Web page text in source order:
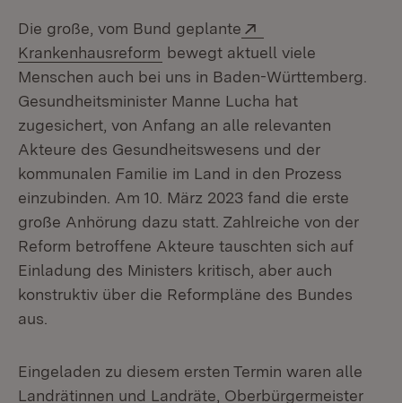
Die große, vom Bund geplante
Krankenhausreform (Öffnet in neuem Fenster)
bewegt aktuell viele
Menschen auch bei uns in Baden-Württemberg.
Gesundheitsminister Manne Lucha hat
zugesichert, von Anfang an alle relevanten
Akteure des Gesundheitswesens und der
kommunalen Familie im Land in den Prozess
einzubinden. Am 10. März 2023 fand die erste
große Anhörung dazu statt. Zahlreiche von der
Reform betroffene Akteure tauschten sich auf
Einladung des Ministers kritisch, aber auch
konstruktiv über die Reformpläne des Bundes
aus.
Eingeladen zu diesem ersten Termin waren alle
Landrätinnen und Landräte, Oberbürgermeister